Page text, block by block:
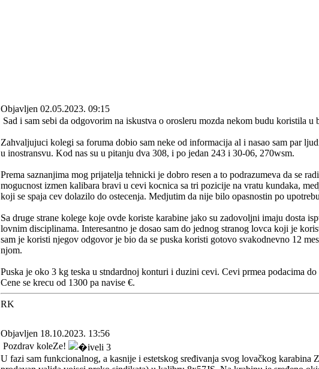
Objavljen 02.05.2023. 09:15
Sad i sam sebi da odgovorim na iskustva o orosleru mozda nekom budu koristila u
Zahvaljujuci kolegi sa foruma dobio sam neke od informacija al i nasao sam par
u inostransvu. Kod nas su u pitanju dva 308, i po jedan 243 i 30-06, 270wsm.
Prema saznanjima mog prijatelja tehnicki je dobro resen a to podrazumeva da se
mogucnost izmen kalibara bravi u cevi kocnica sa tri pozicije na vratu kundaka,
koji se spaja cev dolazilo do ostecenja. Medjutim da nije bilo opasnostin po
Sa druge strane kolege koje ovde koriste karabine jako su zadovoljni imaju dosta
lovnim disciplinama. Interesantno je dosao sam do jednog stranog lovca koji je
sam je koristi njegov odgovor je bio da se puska koristi gotovo svakodnevno 12
njom.
Puska je oko 3 kg teska u stndardnoj konturi i duzini cevi. Cevi prmea podacima
Cene se krecu od 1300 pa navise €.
RK
Objavljen 18.10.2023. 13:56
Pozdrav koleZe!
U fazi sam funkcionalnog, a kasnije i estetskog sređivanja svog lovačkog karabina